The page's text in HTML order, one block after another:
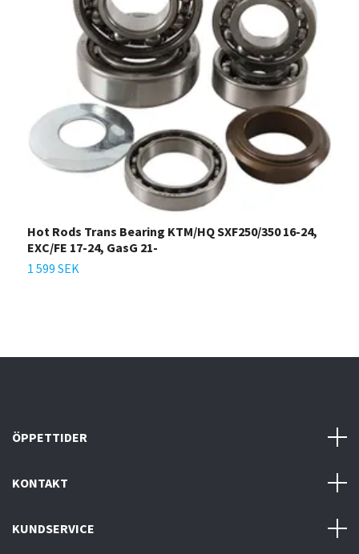
Hot Rods Trans Bearing KTM/HQ SXF250/350 16-24,
EXC/FE 17-24, GasG 21-
1 599 SEK
ÖPPETTIDER
KONTAKT
KUNDSERVICE